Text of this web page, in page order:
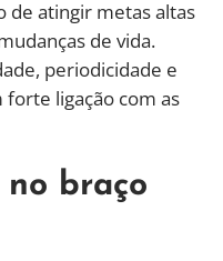
de atingir metas altas
de vida.
periodicidade e
ligação com as
braço